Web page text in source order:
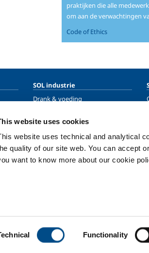
website uses cookies
website uses technical and analytical
quality of our site web. You can accept
want to know more about our cookie
Functionality
praktijken die alle
om aan de verwachtingen
Code of Ethics
SOL industrie
Drank & voeding
Metaal fabricage
Chemie & Farmacie
Olie & Gas
Energie & Milieu